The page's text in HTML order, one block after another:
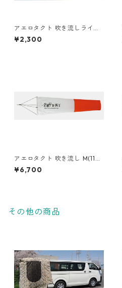
アエロタクト 吹き流しライト
75
¥2,300
アエロタクト 吹き流し M(110c
m)
¥6,700
その他の商品